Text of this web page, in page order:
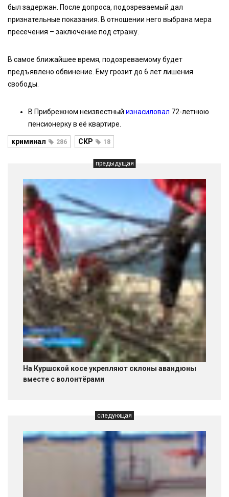
был задержан. После допроса, подозреваемый дал
признательные показания. В отношении него выбрана мера
пресечения – заключение под стражу.
В самое ближайшее время, подозреваемому будет
предъявлено обвинение. Ему грозит до 6 лет лишения
свободы.
В Прибрежном неизвестный изнасиловал 72-летнюю
пенсионерку в её квартире.
криминал 286 СКР 18
предыдущая
На Куршской косе укрепляют склоны авандюны
вместе с волонтёрами
следующая